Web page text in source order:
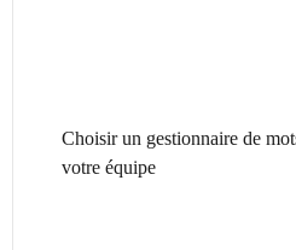
Choisir un gestionnaire de
votre équipe